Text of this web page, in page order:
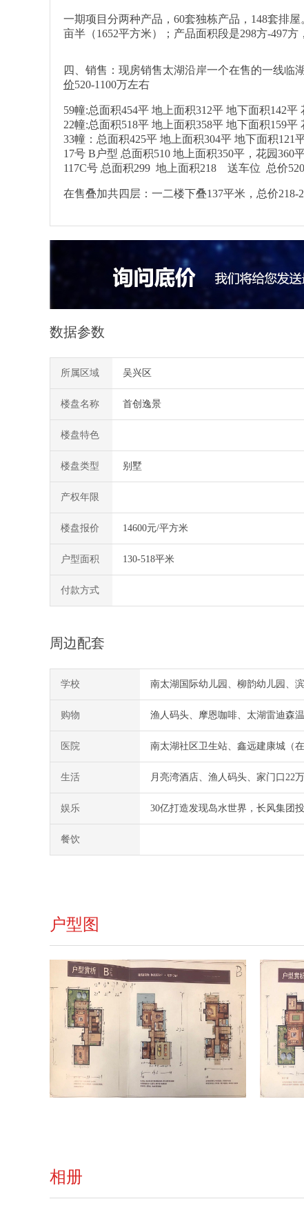
一期项目分两种产品，60套独栋产品，148套排
亩半（1652平方米）；产品面积段是298方-497
四、销售：现房销售太湖沿岸一个在售的一线临
价520-1100万左右
59幢:总面积454平 地上面积312平 地下面积142平
22幢:总面积518平 地上面积358平 地下面积159平
33幢：总面积425平 地上面积304平 地下面积121
17号 B户型 总面积510 地上面积350平，花园360
117C号 总面积299 地上面积218 送车位 总价
在售叠加共四层：一二楼下叠137平米，总价
数据参数
所属区域 吴兴区
楼盘名称 首创逸景
楼盘特色
楼盘类型 别墅
产权年限
楼盘报价 14600元/平方米
户型面积 130-518平米
付款方式
周边配套
学校 南太湖国际幼儿园、柳韵幼儿园、
购物 渔人码头、摩恩咖啡、太湖雷迪森
医院 南太湖社区卫生站、鑫远建康城（在
生活 月亮湾酒店、渔人码头、家门口22
娱乐 30亿打造发现岛水世界，长风集团
餐饮
户型图
相册